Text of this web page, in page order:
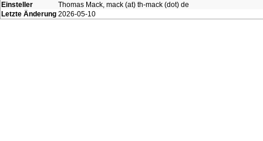
Einsteller
Thomas Mack, mack (at) th-mack (dot) de
Letzte Änderung 2026-05-10